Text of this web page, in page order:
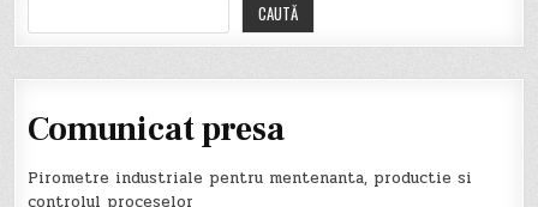
CAUTĂ
Comunicat presa
Pirometre industriale pentru mentenanta, productie si
controlul proceselor